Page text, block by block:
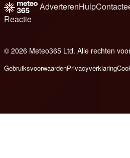
AdverterenHulp
Reactie
© 2026 Meteo365 Ltd. Alle rechten
GebruiksvoorwaardenPrivacyverklaring